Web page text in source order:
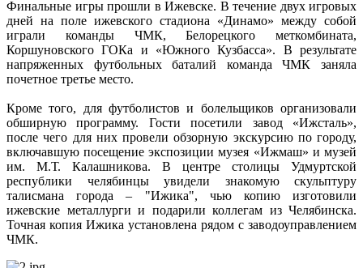
Финальные игры прошли в Ижевске. В течение двух игровых
дней на поле ижевского стадиона «Динамо» между собой
играли команды ЧМК, Белорецкого меткомбината,
Коршуновского ГОКа и «Южного Кузбасса». В результате
напряженных футбольных баталий команда ЧМК заняла
почетное третье место.
Кроме того, для футболистов и болельщиков организовали
обширную программу. Гости посетили завод «Ижсталь»,
после чего для них провели обзорную экскурсию по городу,
включавшую посещение экспозиции музея «Ижмаш» и музей
им. М.Т. Калашникова. В центре столицы Удмуртской
республики челябинцы увидели знакомую скульптуру
талисмана города – "Ижика", чью копию изготовили
ижевские металлурги и подарили коллегам из Челябинска.
Точная копия Ижика установлена рядом с заводоуправлением
ЧМК.